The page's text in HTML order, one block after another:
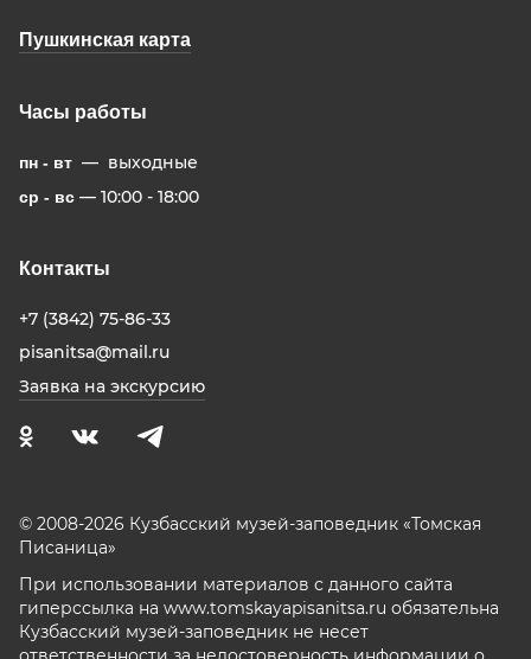
Пушкинская карта
Часы работы
пн - вт — выходные
ср - вс — 10:00 - 18:00
Контакты
+7 (3842) 75-86-33
pisanitsa@mail.ru
Заявка на экскурсию
© 2008-2026 Кузбасский музей-заповедник «Томская
Писаница»
При использовании материалов с данного сайта
гиперссылка на www.tomskayapisanitsa.ru обязательна
Кузбасский музей-заповедник не несет